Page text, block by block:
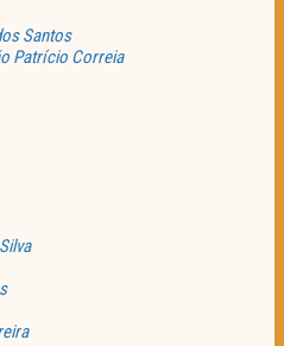
Santos
Patrício Correia